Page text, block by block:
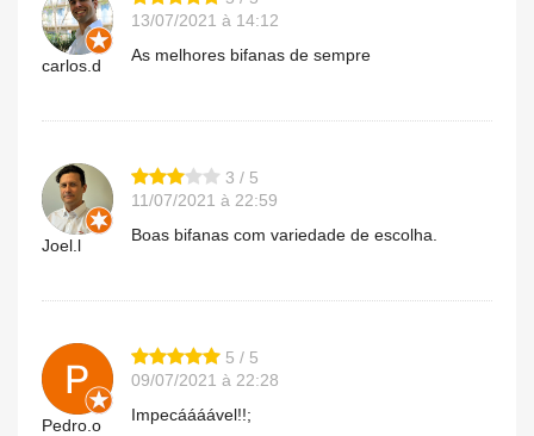
carlos.d
13/07/2021 à 14:12
As melhores bifanas de sempre
Joel.l
3 / 5
11/07/2021 à 22:59
Boas bifanas com variedade de escolha.
Pedro.o
5 / 5
09/07/2021 à 22:28
Impecáááável!!;